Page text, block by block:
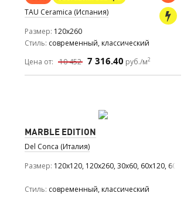
TAU Ceramica (Испания)
Размер 120x260
Стиль современный, классический
Цена от:
10 452 7 316.40 руб./м2
MARBLE EDITION
Del Conca (Италия)
Размер 120x120, 120x260, 30x60, 60x120, 60x60
Стиль современный, классический